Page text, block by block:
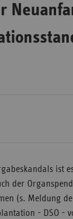
ist
der
(s. Meldung
- DSO -